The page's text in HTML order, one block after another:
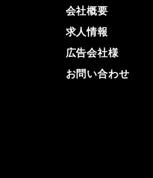
会社概要
求人情報
広告会社様
お問い合わせ